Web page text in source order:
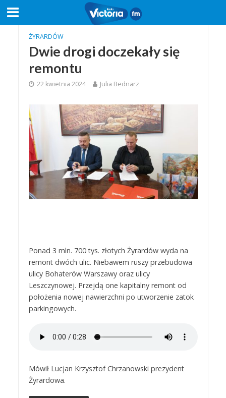
ŻYRARDÓW
Dwie drogi doczekały się
remontu
22 kwietnia 2024 Julia Bednarz
Ponad 3 mln. 700 tys. złotych Żyrardów wyda na
remont dwóch ulic. Niebawem ruszy przebudowa
ulicy Bohaterów Warszawy oraz ulicy
Leszczynowej. Przejdą one kapitalny remont od
położenia nowej nawierzchni po utworzenie zatok
parkingowych.
Mówił Lucjan Krzysztof Chrzanowski prezydent
Żyrardowa.